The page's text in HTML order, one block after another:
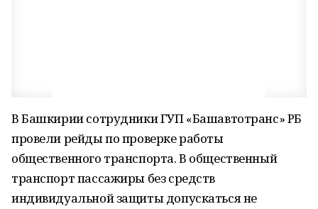
В Башкирии сотрудники ГУП «Башавтотранс» РБ
провели рейды по проверке работы
общественного транспорта. В общественный
транспорт пассажиры без средств
индивидуальной защиты допускаться не